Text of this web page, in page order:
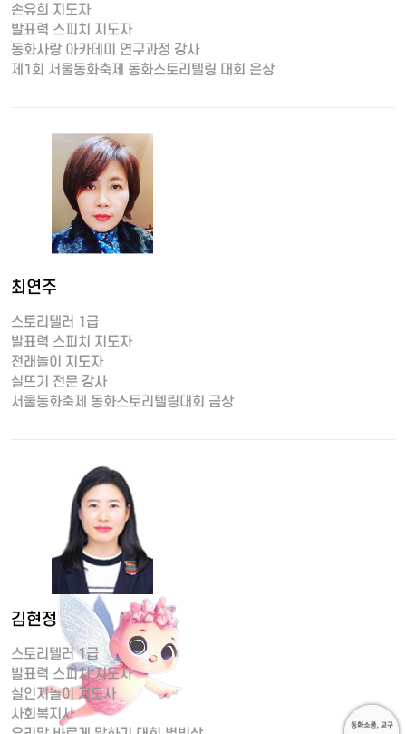
손유희 지도자
발표력 스피치 지도자
동화사랑 아카데미 연구과정 강사
제1회 서울동화축제 동화스토리텔링 대회 은상
최연주
스토리텔러 1급
발표력 스피치 지도자
전래놀이 지도자
실뜨기 전문 강사
서울동화축제 동화스토리텔링대회 금상
김현정
스토리텔러 1급
발표력 스피치 지도사
실인지놀이 지도사
사회복지사